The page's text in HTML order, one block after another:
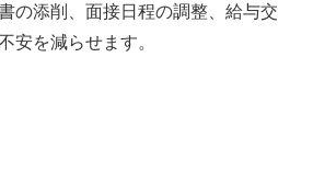
の添削、面接日程の調整、給与交
安を減らせます。